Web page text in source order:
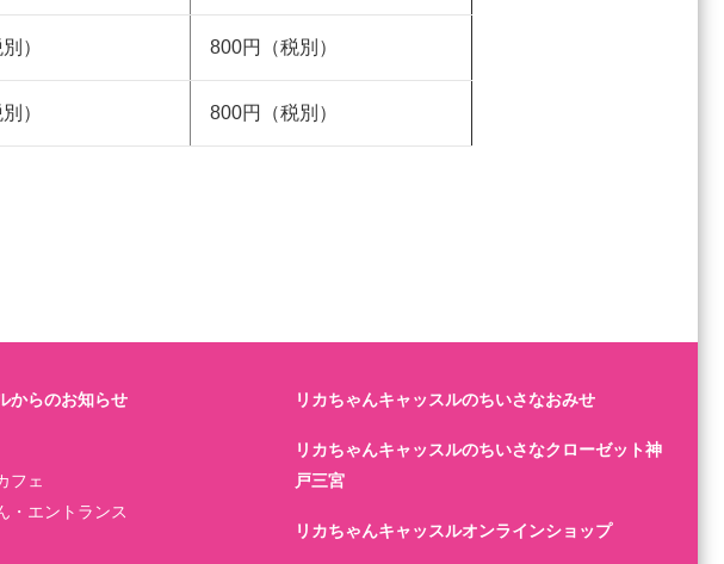
） 800円（税別）
） 800円（税別）
からのお知らせ
フェ
・エントランス
リカちゃんキャッスルのちいさなおみせ
リカちゃんキャッスルのちいさなクローゼット神
戸三宮
リカちゃんキャッスルオンラインショップ